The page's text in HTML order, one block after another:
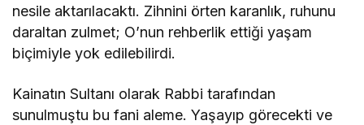
nesile aktarılacaktı. Zihnini örten karanlık, ruhunu
daraltan zulmet; O’nun rehberlik ettiği yaşam
biçimiyle yok edilebilirdi.
Kainatın Sultanı olarak Rabbi tarafından
sunulmuştu bu fani aleme. Yaşayıp görecekti ve